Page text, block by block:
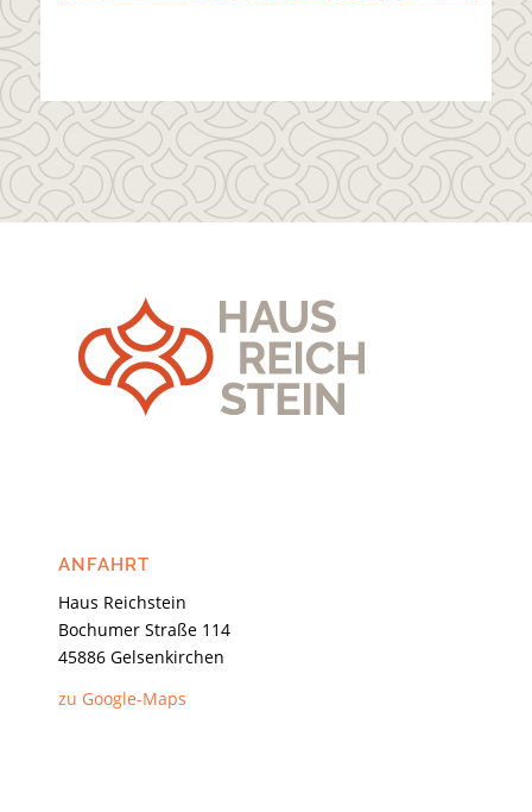
ANFAHRT
Haus Reichstein
Bochumer Straße 114
45886 Gelsenkirchen
zu Google-Maps